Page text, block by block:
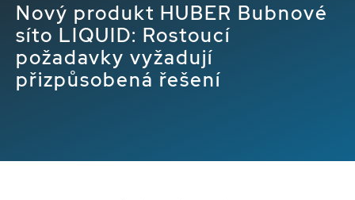
Nový produkt HUBER Bubnové
síto LIQUID: Rostoucí
požadavky vyžadují
přizpůsobená řešení